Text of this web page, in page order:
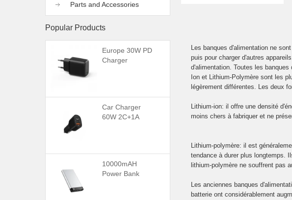
Parts and Accessories
Popular Products
Europe 30W PD
Charger
Car Charger
60W 2C+1A
10000mAH
Power Bank
Les banques d'alimentation ne
puis pour charger d'autres
d'alimentation. Toutes les
Ion et Lithium-Polymère sont les
légèrement différentes. Les deux
Lithium-ion: il offre une densité
moins chers à fabriquer et ne
Lithium-polymère: il est
tendance à durer plus longtemps.
lithium-polymère ne souffrent pas
Les anciennes banques
batterie ont considérablement